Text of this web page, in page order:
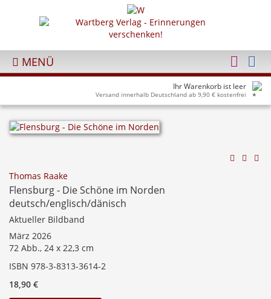
MENÜ
Ihr Warenkorb ist leer
Versand innerhalb Deutschland ab 9,90 € kostenfrei
Thomas Raake
Flensburg - Die Schöne im Norden
deutsch/englisch/dänisch
Aktueller Bildband
März 2026
72 Abb., 24 x 22,3 cm
ISBN 978-3-8313-3614-2
18,90 €